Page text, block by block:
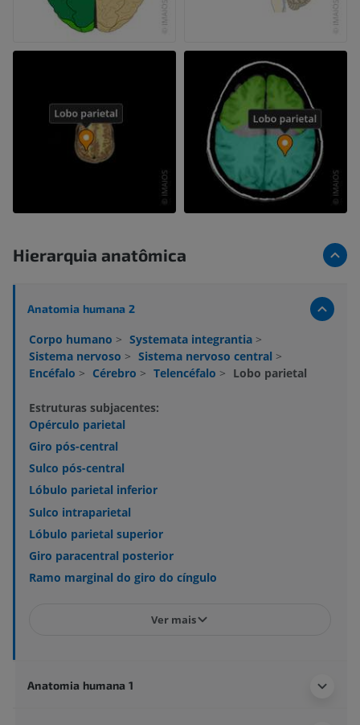
Hierarquia anatômica
Anatomia humana 2
Corpo humano > Systemata integrantia >
Sistema nervoso > Sistema nervoso central >
Encéfalo > Cérebro > Telencéfalo > Lobo parietal
Estruturas subjacentes:
Opérculo parietal
Giro pós-central
Sulco pós-central
Lóbulo parietal inferior
Sulco intraparietal
Lóbulo parietal superior
Giro paracentral posterior
Ramo marginal do giro do cíngulo
Ver mais
Anatomia humana 1